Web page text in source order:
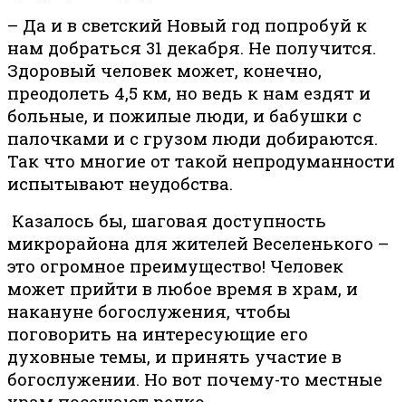
– Да и в светский Новый год попробуй к
нам добраться 31 декабря. Не получится.
Здоровый человек может, конечно,
преодолеть 4,5 км, но ведь к нам ездят и
больные, и пожилые люди, и бабушки с
палочками и с грузом люди добираются.
Так что многие от такой непродуманности
испытывают неудобства.
Казалось бы, шаговая доступность
микрорайона для жителей Веселенького –
это огромное преимущество! Человек
может прийти в любое время в храм, и
накануне богослужения, чтобы
поговорить на интересующие его
духовные темы, и принять участие в
богослужении. Но вот почему-то местные